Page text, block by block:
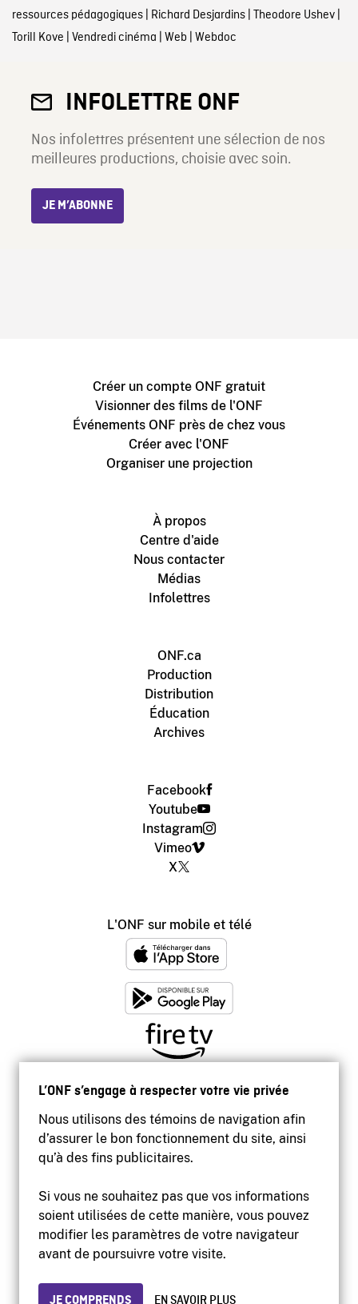
L’ONF s’engage à respecter votre vie privée
Nous utilisons des témoins de navigation afin
d’assurer le bon fonctionnement du site, ainsi
qu’à des fins publicitaires.
Si vous ne souhaitez pas que vos informations
soient utilisées de cette manière, vous pouvez
modifier les paramètres de votre navigateur
avant de poursuivre votre visite.
JE COMPRENDS EN SAVOIR PLUS
ressources pédagogiques| Richard Desjardins| Theodore Ushev|
Torill Kove | Vendredi cinéma | Web | Webdoc
INFOLETTRE ONF
Nos infolettres présentent une sélection de nos
meilleures productions, choisie avec soin.
JE M’ABONNE
Créer un compte ONF gratuit
Visionner des films de l'ONF
Événements ONF près de chez vous
Créer avec l'ONF
Organiser une projection
À propos
Centre d'aide
Nous contacter
Médias
Infolettres
ONF.ca
Production
Distribution
Éducation
Archives
Facebook
Youtube
Instagram
Vimeo
X
L'ONF sur mobile et télé
Accessibilité
Site institutionnel
Protection des renseignements personnels